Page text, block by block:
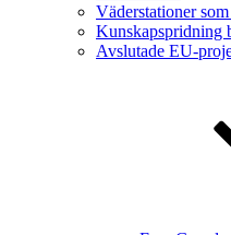
Väderstationer
Kunskapspridning
Avslutade EU-